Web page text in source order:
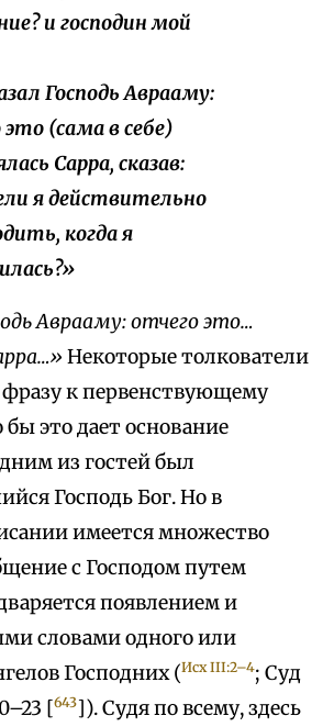
и господин мой
Господь Аврааму:
(сама в себе)
Сарра, сказав:
я действительно
когда я
Аврааму: отчего это…
Некоторые толкователи
фразу к первенствующему
это дает основание
из гостей был
Господь Бог. Но в
имеется множество
с Господом путем
появлением и
словами одного или
Господних (Исх III:2–4; Суд
[643]). Судя по всему, здесь